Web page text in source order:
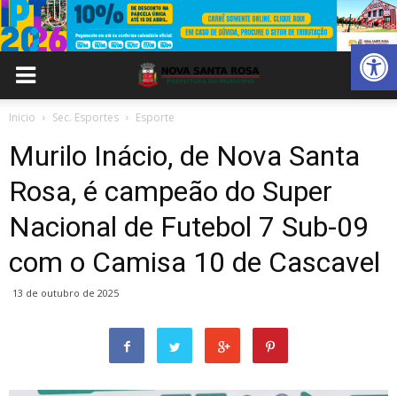
Abrir
Inicio Sec. Esportes Esporte
Murilo Inácio, de Nova Santa
Rosa, é campeão do Super
Nacional de Futebol 7 Sub-09
com o Camisa 10 de Cascavel
13 de outubro de 2025